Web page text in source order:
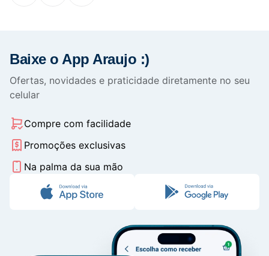
Baixe o App Araujo :)
Ofertas, novidades e praticidade diretamente no seu
celular
Compre com facilidade
Promoções exclusivas
Na palma da sua mão